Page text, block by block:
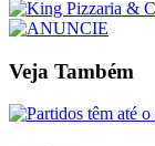
Veja Também